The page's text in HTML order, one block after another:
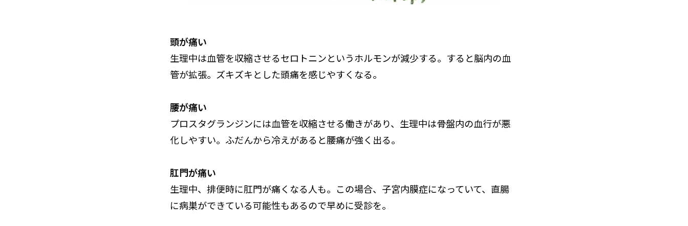
頭が痛い
生理中は血管を収縮させるセロトニンというホルモンが減少する。すると脳内の血
管が拡張。ズキズキとした頭痛を感じやすくなる。
腰が痛い
プロスタグランジンには血管を収縮させる働きがあり、生理中は骨盤内の血行が悪
化しやすい。ふだんから冷えがあると腰痛が強く出る。
肛門が痛い
生理中、排便時に肛門が痛くなる人も。この場合、子宮内膜症になっていて、直腸
に病巣ができている可能性もあるので早めに受診を。